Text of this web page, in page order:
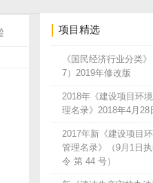
项目精选
《国民经济行业分类
7）2019年修改版
2018年《建设项目环
理名录》2018年4月28
2017年新《建设项目
管理名录》（9月1日
令 第 44 号）